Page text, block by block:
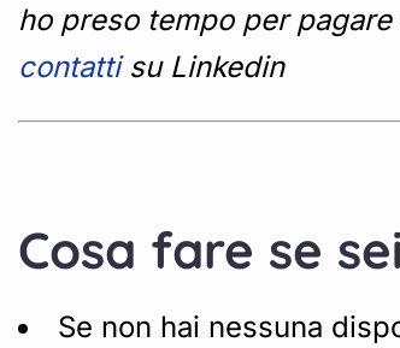
ho preso tempo per
contattisu Linkedin
Cosa fare se
Se non hai nessuna